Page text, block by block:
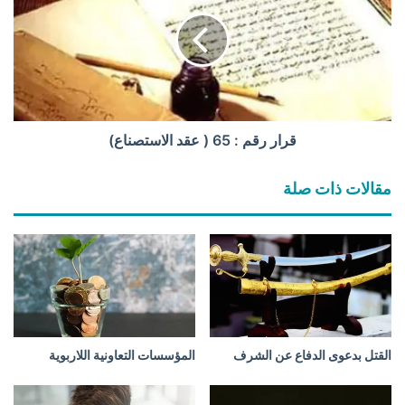
ا
ت
ر
ا
ض
ح
ة
ا
ر
6
ق
د
ا
ل
ا
س
ت
ص
ن
ع
قرار رقم : 65 ( عقد الاستصناع)
مقالات ذات صلة
القتل بدعوى الدفاع عن الشرف المؤسسات التعاونية اللاربوية